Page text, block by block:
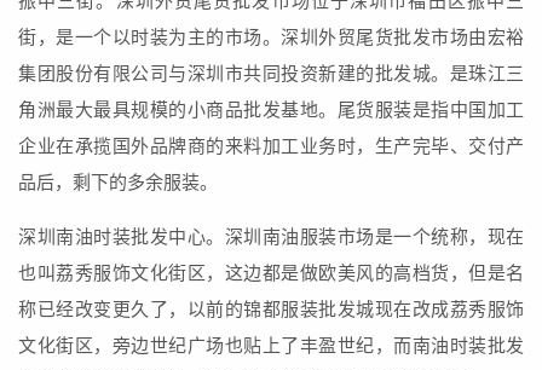
街，是一个以时装为主的市场。深圳外贸尾货批发市场由宏裕
集团股份有限公司与深圳市共同投资新建的批发城。是珠江三
角洲最大最具规模的小商品批发基地。尾货服装是指中国加工
企业在承揽国外品牌商的来料加工业务时，生产完毕、交付产
品后，剩下的多余服装。
深圳南油时装批发中心。深圳南油服装市场是一个统称，现在
也叫荔秀服饰文化街区，这边都是做欧美风的高档货，但是名
称已经改变更久了，以前的锦都服装批发城现在改成荔秀服饰
文化街区，旁边世纪广场也贴上了丰盈世纪，而南油时装批发